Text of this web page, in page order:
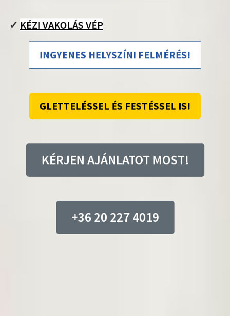
✓ KÉZI VAKOLÁS VÉP
INGYENES HELYSZÍNI FELMÉRÉS!
GLETTELÉSSEL ÉS FESTÉSSEL IS!
KÉRJEN AJÁNLATOT MOST!
+36 20 227 4019